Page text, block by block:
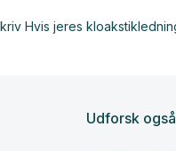
Udforsk også